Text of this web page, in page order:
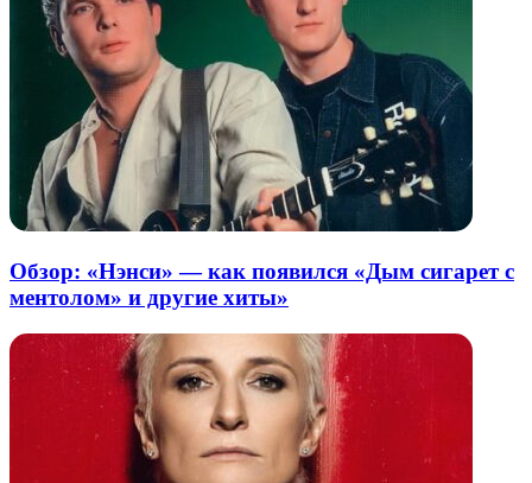
Обзор: «Нэнси» — как появился «Дым сигарет с
ментолом» и другие хиты»